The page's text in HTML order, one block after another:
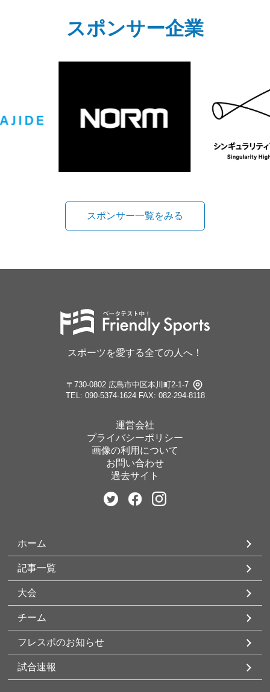
スポンサー企業
スポンサー一覧をみる
スポーツを愛する全ての人へ！
〒730-0802 広島市中区本川町2-1-7
TEL: 090-5374-1624 FAX: 082-294-8118
運営会社
プライバシーポリシー
画像の利用について
お問い合わせ
過去サイト
ホーム
記事一覧
大会
チーム
フレスポのお知らせ
試合速報